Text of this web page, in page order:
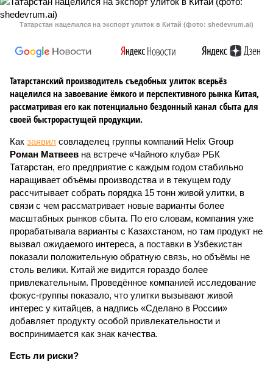
Татарстан нацелился на экспорт улиток в Китай (фото: shedevrum.ai)
Татарстанский производитель съедобных улиток всерьёз
нацелился на завоевание ёмкого и перспективного рынка Китая,
рассматривая его как потенциально бездонный канал сбыта для
своей быстрорастущей продукции.
Как заявил совладелец группы компаний Helix Group
Роман Матвеев на встрече «Чайного клуба» РБК
Татарстан, его предприятие с каждым годом стабильно
наращивает объёмы производства и в текущем году
рассчитывает собрать порядка 15 тонн живой улитки, в
связи с чем рассматривает новые варианты более
масштабных рынков сбыта. По его словам, компания уже
прорабатывала варианты с Казахстаном, но там продукт не
вызвал ожидаемого интереса, а поставки в Узбекистан
показали положительную обратную связь, но объёмы не
столь велики. Китай же видится гораздо более
привлекательным. Проведённое компанией исследование
фокус-группы показало, что улитки вызывают живой
интерес у китайцев, а надпись «Сделано в России»
добавляет продукту особой привлекательности и
воспринимается как знак качества.
Есть ли риски?